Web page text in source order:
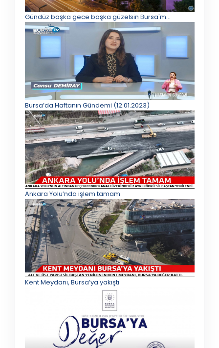
Gündüz başka gece başka güzelsin Bursa'm...
Bursa’da Haftanın Gündemi (12.01.2023)
Ankara Yolu’nda işlem tamam
Kent Meydanı, Bursa’ya yakıştı